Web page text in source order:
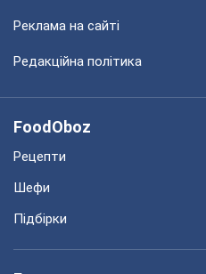
Реклама на сайті
Редакційна політика
FoodOboz
Рецепти
Шефи
Підбірки